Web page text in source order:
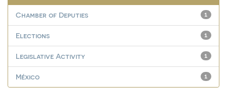
1
Chamber of Deputies
1
Elections
1
Legislative Activity
1
México